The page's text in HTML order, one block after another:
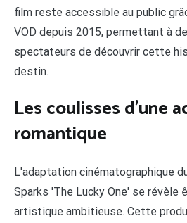
film reste accessible au public
VOD depuis 2015, permettant à
spectateurs de découvrir cette
destin.
Les coulisses d'une
romantique
L'adaptation cinématographique
Sparks 'The Lucky One' se révèle
artistique ambitieuse. Cette